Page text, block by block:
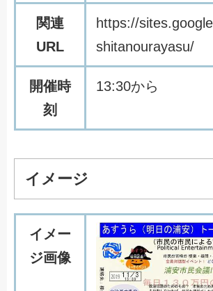
関連
URL
https://sites.goog e
shitanourayasu/
開催時
刻
13:30から
イメージ
イメー
ジ画像